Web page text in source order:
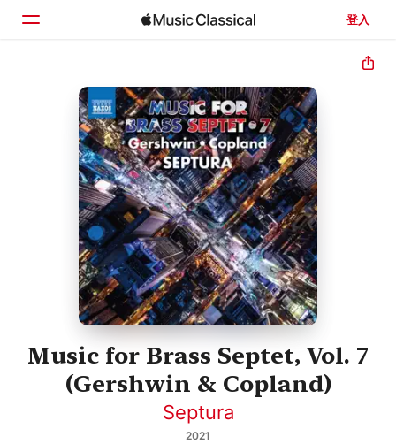
登入
首頁
瀏覽
搜尋
Music for Brass Septet, Vol. 7
(Gershwin & Copland)
Septura
2021